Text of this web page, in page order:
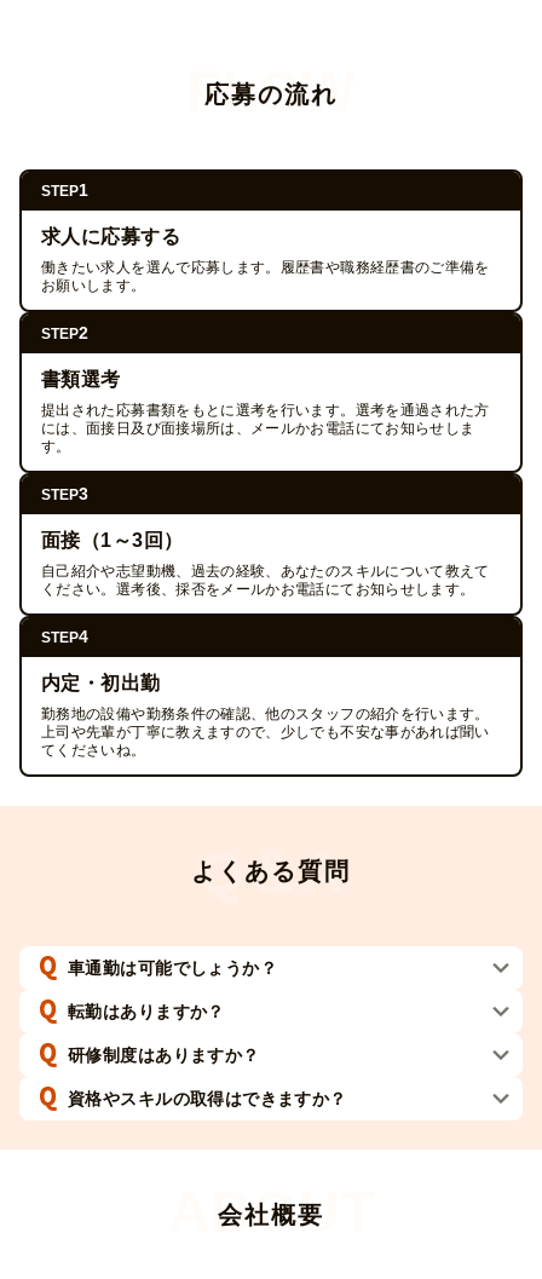
応募の流れ
STEP1
求人に応募する
働きたい求人を選んで応募します。履歴書や職務経歴書のご準備を
お願いします。
STEP2
書類選考
提出された応募書類をもとに選考を行います。選考を通過された方
には、面接日及び面接場所は、メールかお電話にてお知らせしま
す。
STEP3
面接（1～3回）
自己紹介や志望動機、過去の経験、あなたのスキルについて教えて
ください。選考後、採否をメールかお電話にてお知らせします。
STEP4
内定・初出勤
勤務地の設備や勤務条件の確認、他のスタッフの紹介を行います。
上司や先輩が丁寧に教えますので、少しでも不安な事があれば聞い
てくださいね。
よくある質問
車通勤は可能でしょうか？
転勤はありますか？
研修制度はありますか？
資格やスキルの取得はできますか？
会社概要